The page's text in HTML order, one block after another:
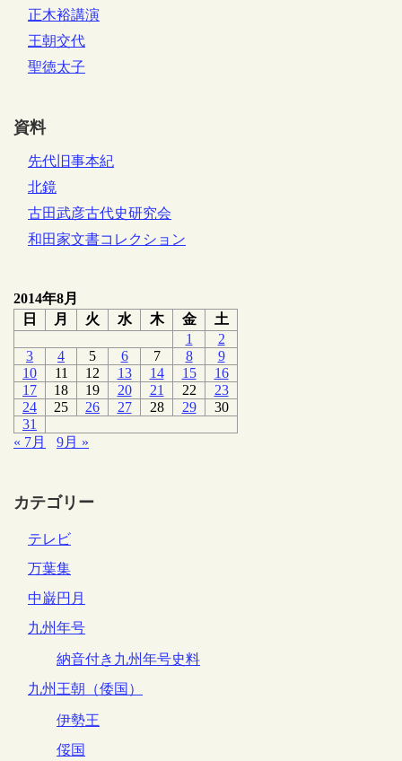
正木裕講演
王朝交代
聖徳太子
資料
先代旧事本紀
北鏡
古田武彦古代史研究会
和田家文書コレクション
2014年8月
日
月 火 水 木 金
土
1
2
3
4 5 6 7 8
9
10
11 12 13 14 15
16
17
18 19 20 21 22
23
24
25 26 27 28 29
30
31
« 7月
9月 »
カテゴリー
テレビ
万葉集
中巌円月
九州年号
納音付き九州年号史料
九州王朝（倭国）
伊勢王
俀国